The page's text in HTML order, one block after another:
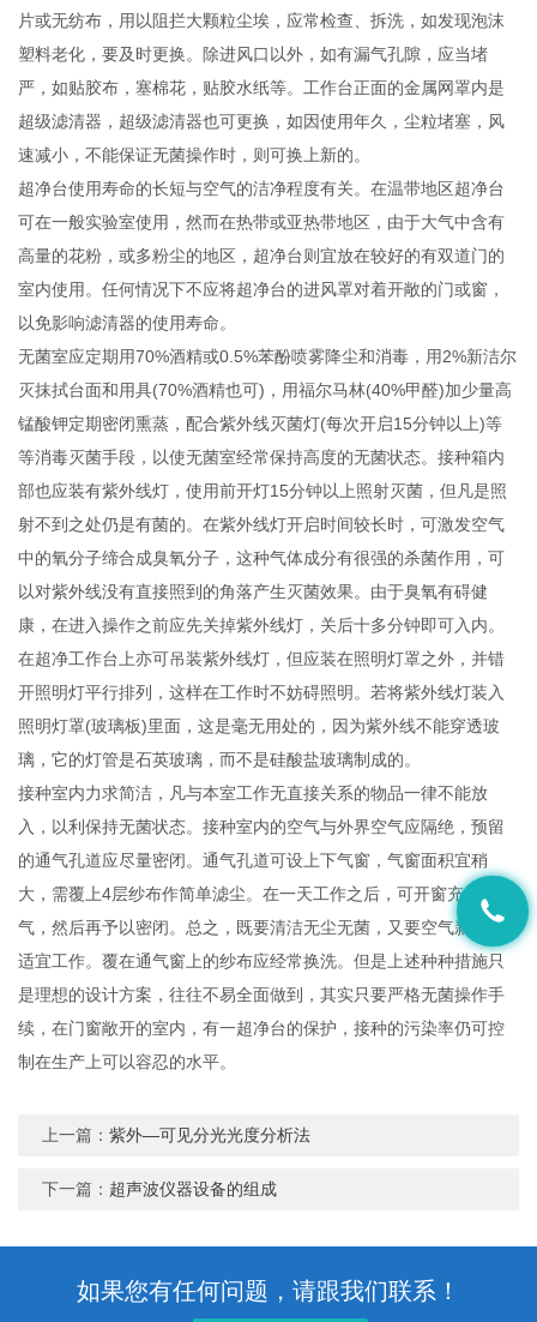
片或无纺布，用以阻拦大颗粒尘埃，应常检查、拆洗，如发现泡沫
塑料老化，要及时更换。除进风口以外，如有漏气孔隙，应当堵
严，如贴胶布，塞棉花，贴胶水纸等。工作台正面的金属网罩内是
超级滤清器，超级滤清器也可更换，如因使用年久，尘粒堵塞，风
速减小，不能保证无菌操作时，则可换上新的。
超净台使用寿命的长短与空气的洁净程度有关。在温带地区超净台
可在一般实验室使用，然而在热带或亚热带地区，由于大气中含有
高量的花粉，或多粉尘的地区，超净台则宜放在较好的有双道门的
室内使用。任何情况下不应将超净台的进风罩对着开敞的门或窗，
以免影响滤清器的使用寿命。
无菌室应定期用70%酒精或0.5%苯酚喷雾降尘和消毒，用2%新洁尔
灭抹拭台面和用具(70%酒精也可)，用福尔马林(40%甲醛)加少量高
锰酸钾定期密闭熏蒸，配合紫外线灭菌灯(每次开启15分钟以上)等
等消毒灭菌手段，以使无菌室经常保持高度的无菌状态。接种箱内
部也应装有紫外线灯，使用前开灯15分钟以上照射灭菌，但凡是照
射不到之处仍是有菌的。在紫外线灯开启时间较长时，可激发空气
中的氧分子缔合成臭氧分子，这种气体成分有很强的杀菌作用，可
以对紫外线没有直接照到的角落产生灭菌效果。由于臭氧有碍健
康，在进入操作之前应先关掉紫外线灯，关后十多分钟即可入内。
在超净工作台上亦可吊装紫外线灯，但应装在照明灯罩之外，并错
开照明灯平行排列，这样在工作时不妨碍照明。若将紫外线灯装入
照明灯罩(玻璃板)里面，这是毫无用处的，因为紫外线不能穿透玻
璃，它的灯管是石英玻璃，而不是硅酸盐玻璃制成的。
接种室内力求简洁，凡与本室工作无直接关系的物品一律不能放
入，以利保持无菌状态。接种室内的空气与外界空气应隔绝，预留
的通气孔道应尽量密闭。通气孔道可设上下气窗，气窗面积宜稍
大，需覆上4层纱布作简单滤尘。在一天工作之后，可开窗充分换
气，然后再予以密闭。总之，既要清洁无尘无菌，又要空气新鲜，
适宜工作。覆在通气窗上的纱布应经常换洗。但是上述种种措施只
是理想的设计方案，往往不易全面做到，其实只要严格无菌操作手
续，在门窗敞开的室内，有一超净台的保护，接种的污染率仍可控
制在生产上可以容忍的水平。
上一篇：紫外—可见分光光度分析法
下一篇： 超声波仪器设备的组成
如果您有任何问题，请跟我们联系！